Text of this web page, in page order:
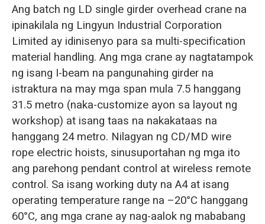
Ang batch ng LD single girder overhead crane na
ipinakilala ng Lingyun Industrial Corporation
Limited ay idinisenyo para sa multi-specification
material handling. Ang mga crane ay nagtatampok
ng isang I-beam na pangunahing girder na
istraktura na may mga span mula 7.5 hanggang
31.5 metro (naka-customize ayon sa layout ng
workshop) at isang taas na nakakataas na
hanggang 24 metro. Nilagyan ng CD/MD wire
rope electric hoists, sinusuportahan ng mga ito
ang parehong pendant control at wireless remote
control. Sa isang working duty na A4 at isang
operating temperature range na –20°C hanggang
60°C, ang mga crane ay nag-aalok ng mababang